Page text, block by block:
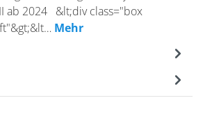
ab 2024 &lt;div class="box
Mehr